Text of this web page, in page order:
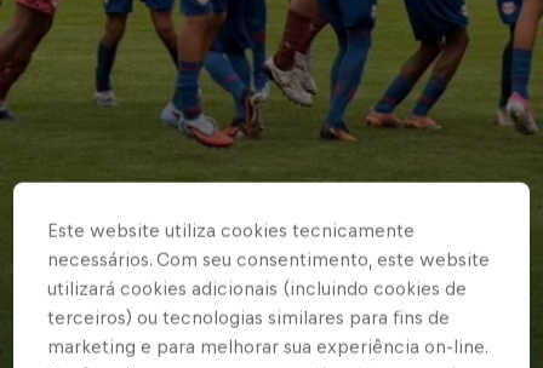
Braga vence pelo
Paulistão Sub-15 e
Sub-17
Este website utiliza cookies tecnicamente
necessários. Com seu consentimento, este website
utilizará cookies adicionais (incluindo cookies de
terceiros) ou tecnologias similares para fins de
marketing e para melhorar sua experiência on-line.